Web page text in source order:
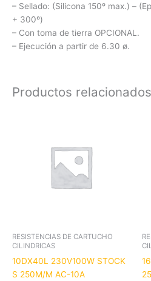
– Sellado: (Silicona 150º max.) –
+ 300º)
– Con toma de tierra OPCIONAL.
– Ejecución a partir de 6.30 ø.
Productos relacionados
RESISTENCIAS DE CARTUCHO
CILINDRICAS
10DX40L 230V100W STOCK
S 250M/M AC-10A